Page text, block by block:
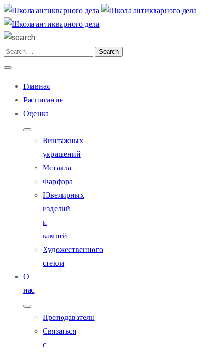
Главная
Расписание
Оценка
Винтажных
украшений
Металла
Фарфора
Ювелирных
изделий
и
камней
Художественного
стекла
О
нас
Преподаватели
Связаться
с